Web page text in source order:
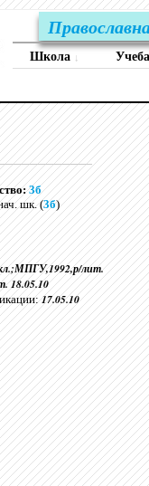
Школа ↓ Учеба
3б
шк. (3б)
лит.
18.05.10
17.05.10